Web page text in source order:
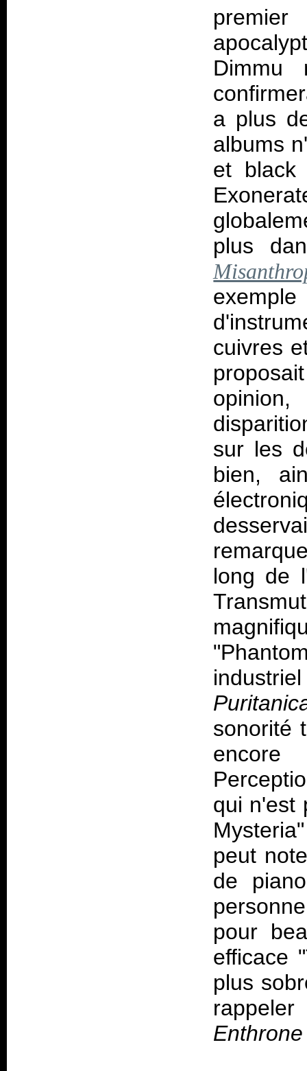
a plus
albums
et black
plus
cuivres
sur les
bien,
long de
sonorité
qui n'est
peut
de
pour
efficace
plus